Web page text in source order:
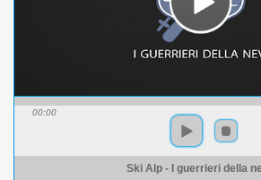
00:00
Ski Alp - I guerrieri della